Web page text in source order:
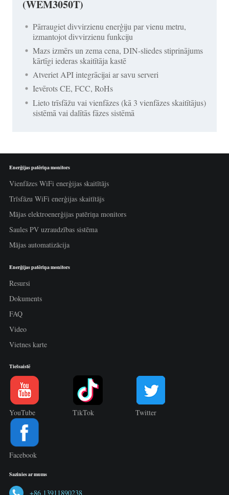
(WEM3050T)
Pārraugiet divvirzienu enerģiju par vienu metru,
izmantojot divvirzienu funkciju
Mazs izmērs un zema cena, DIN-sliedes stiprinājums
kārtīgi iederas skaitītāja kastē
Atveriet API integrācijai ar savu serveri
Ievērots CE, FCC, RoHs
Lieto trīsfāžu vai vienfāzes (kā 3 vienfāzes skaitītājus)
sistēmā vai dalītās fāzes sistēmā
Enerģijas patēriņa monitors
Vienfāzes WiFi enerģijas skaitītājs
Trīsfāzu WiFi enerģijas skaitītājs
Mājas elektroenerģijas patēriņa monitors
Saules PV uzraudzības sistēma
Mājas automatizācija
Enerģijas patēriņa monitors
Resursi
Dokuments
FAQ
Video
Vietnes karte
Tiešsaistē
YouTube TikTok Twitter
Facebook
Sazinies ar mums
+86 13911890238